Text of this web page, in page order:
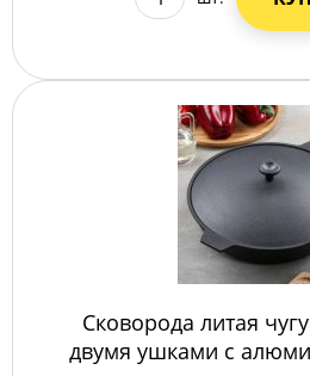
Сковорода литая
двумя ушками с